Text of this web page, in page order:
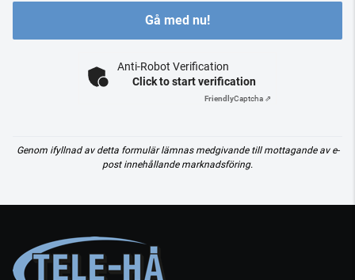
Gå med nu!
Anti-Robot Verification
Click to start verification
FriendlyCaptcha ⇗
Genom ifyllnad av detta formulär lämnas medgivande till mottagande av e-
post innehållande marknadsföring.